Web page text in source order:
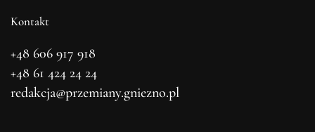
Kontakt
+48 606 917 918
+48 61 424 24 24
redakcja@przemiany.gniezno.pl